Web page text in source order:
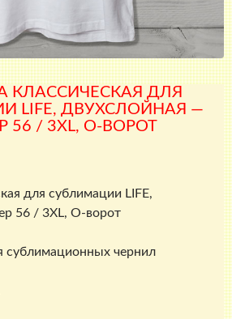
КЛАССИЧЕСКАЯ ДЛЯ
LIFE, ДВУХСЛОЙНАЯ —
56 / 3XL, О-ВОРОТ
для сублимации LIFE,
56 / 3XL, О-ворот
сублимационных чернил